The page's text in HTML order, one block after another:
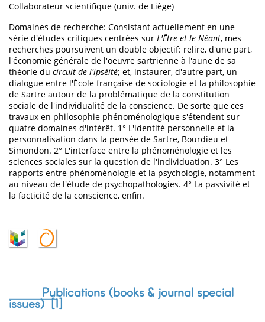
Collaborateur scientifique (univ. de Liège)
Domaines de recherche: Consistant actuellement en une
série d'études critiques centrées sur L'Être et le Néant, mes
recherches poursuivent un double objectif: relire, d'une part,
l'économie générale de l'oeuvre sartrienne à l'aune de sa
théorie du circuit de l'ipséité; et, instaurer, d'autre part, un
dialogue entre l'École française de sociologie et la philosophie
de Sartre autour de la problématique de la constitution
sociale de l'individualité de la conscience. De sorte que ces
travaux en philosophie phénoménologique s'étendent sur
quatre domaines d'intérêt. 1° L'identité personnelle et la
personnalisation dans la pensée de Sartre, Bourdieu et
Simondon. 2° L'interface entre la phénoménologie et les
sciences sociales sur la question de l'individuation. 3° Les
rapports entre phénoménologie et la psychologie, notamment
au niveau de l'étude de psychopathologies. 4° La passivité et
la facticité de la conscience, enfin.
Publications (books & journal special
issues) [1]